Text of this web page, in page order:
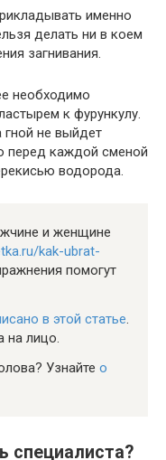
именно
делать ни в коем
загнивания.
необходимо
к фурункулу.
не выйдет
перед каждой сменой
водорода.
и женщине
kak-ubrat-
помогут
в этой статье.
на лицо.
Узнайте о
специалиста?